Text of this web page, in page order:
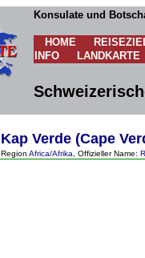
Konsulate und
HOME
INFO
LANDKARTE
Kap Verde (Cape
Region Africa/Afrika , Offizieller Name: